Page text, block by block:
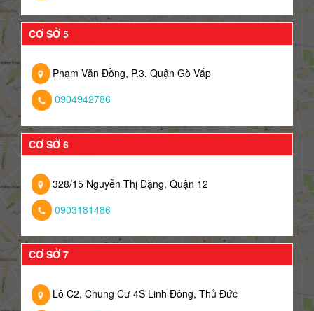
CƠ SỞ 5
Phạm Văn Đồng, P.3, Quận Gò Vấp
0904942786
CƠ SỞ 6
328/15 Nguyễn Thị Đặng, Quận 12
0903181486
CƠ SỞ 7
Lô C2, Chung Cư 4S Linh Đông, Thủ Đức